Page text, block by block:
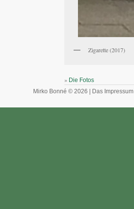
Zigarette (2017)
» Die Fotos
Mirko Bonné © 2026 |
Das Impressum